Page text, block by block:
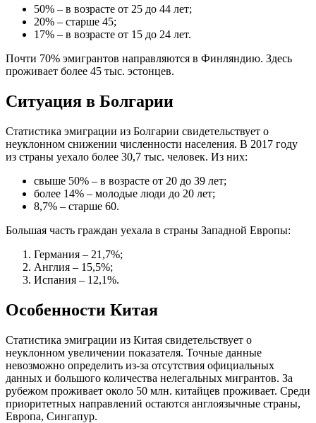
50% – в возрасте от 25 до 44 лет;
20% – старше 45;
17% – в возрасте от 15 до 24 лет.
Почти 70% эмигрантов направляются в Финляндию. Здесь
проживает более 45 тыс. эстонцев.
Ситуация в Болгарии
Статистика эмиграции из Болгарии свидетельствует о
неуклонном снижении численности населения. В 2017 году
из страны уехало более 30,7 тыс. человек. Из них:
свыше 50% – в возрасте от 20 до 39 лет;
более 14% – молодые люди до 20 лет;
8,7% – старше 60.
Большая часть граждан уехала в страны Западной Европы:
Германия – 21,7%;
Англия – 15,5%;
Испания – 12,1%.
Особенности Китая
Статистика эмиграции из Китая свидетельствует о
неуклонном увеличении показателя. Точные данные
невозможно определить из-за отсутствия официальных
данных и большого количества нелегальных мигрантов. За
рубежом проживает около 50 млн. китайцев проживает. Среди
приоритетных направлений остаются англоязычные страны,
Европа, Сингапур.